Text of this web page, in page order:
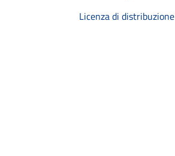
Licenza di distribuzione